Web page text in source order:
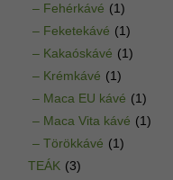
– Fehérkávé (1)
– Feketekávé (1)
– Kakaóskávé (1)
– Krémkávé (1)
– Maca EU kávé (1)
– Maca Vita kávé (1)
– Törökkávé (1)
TEÁK (3)